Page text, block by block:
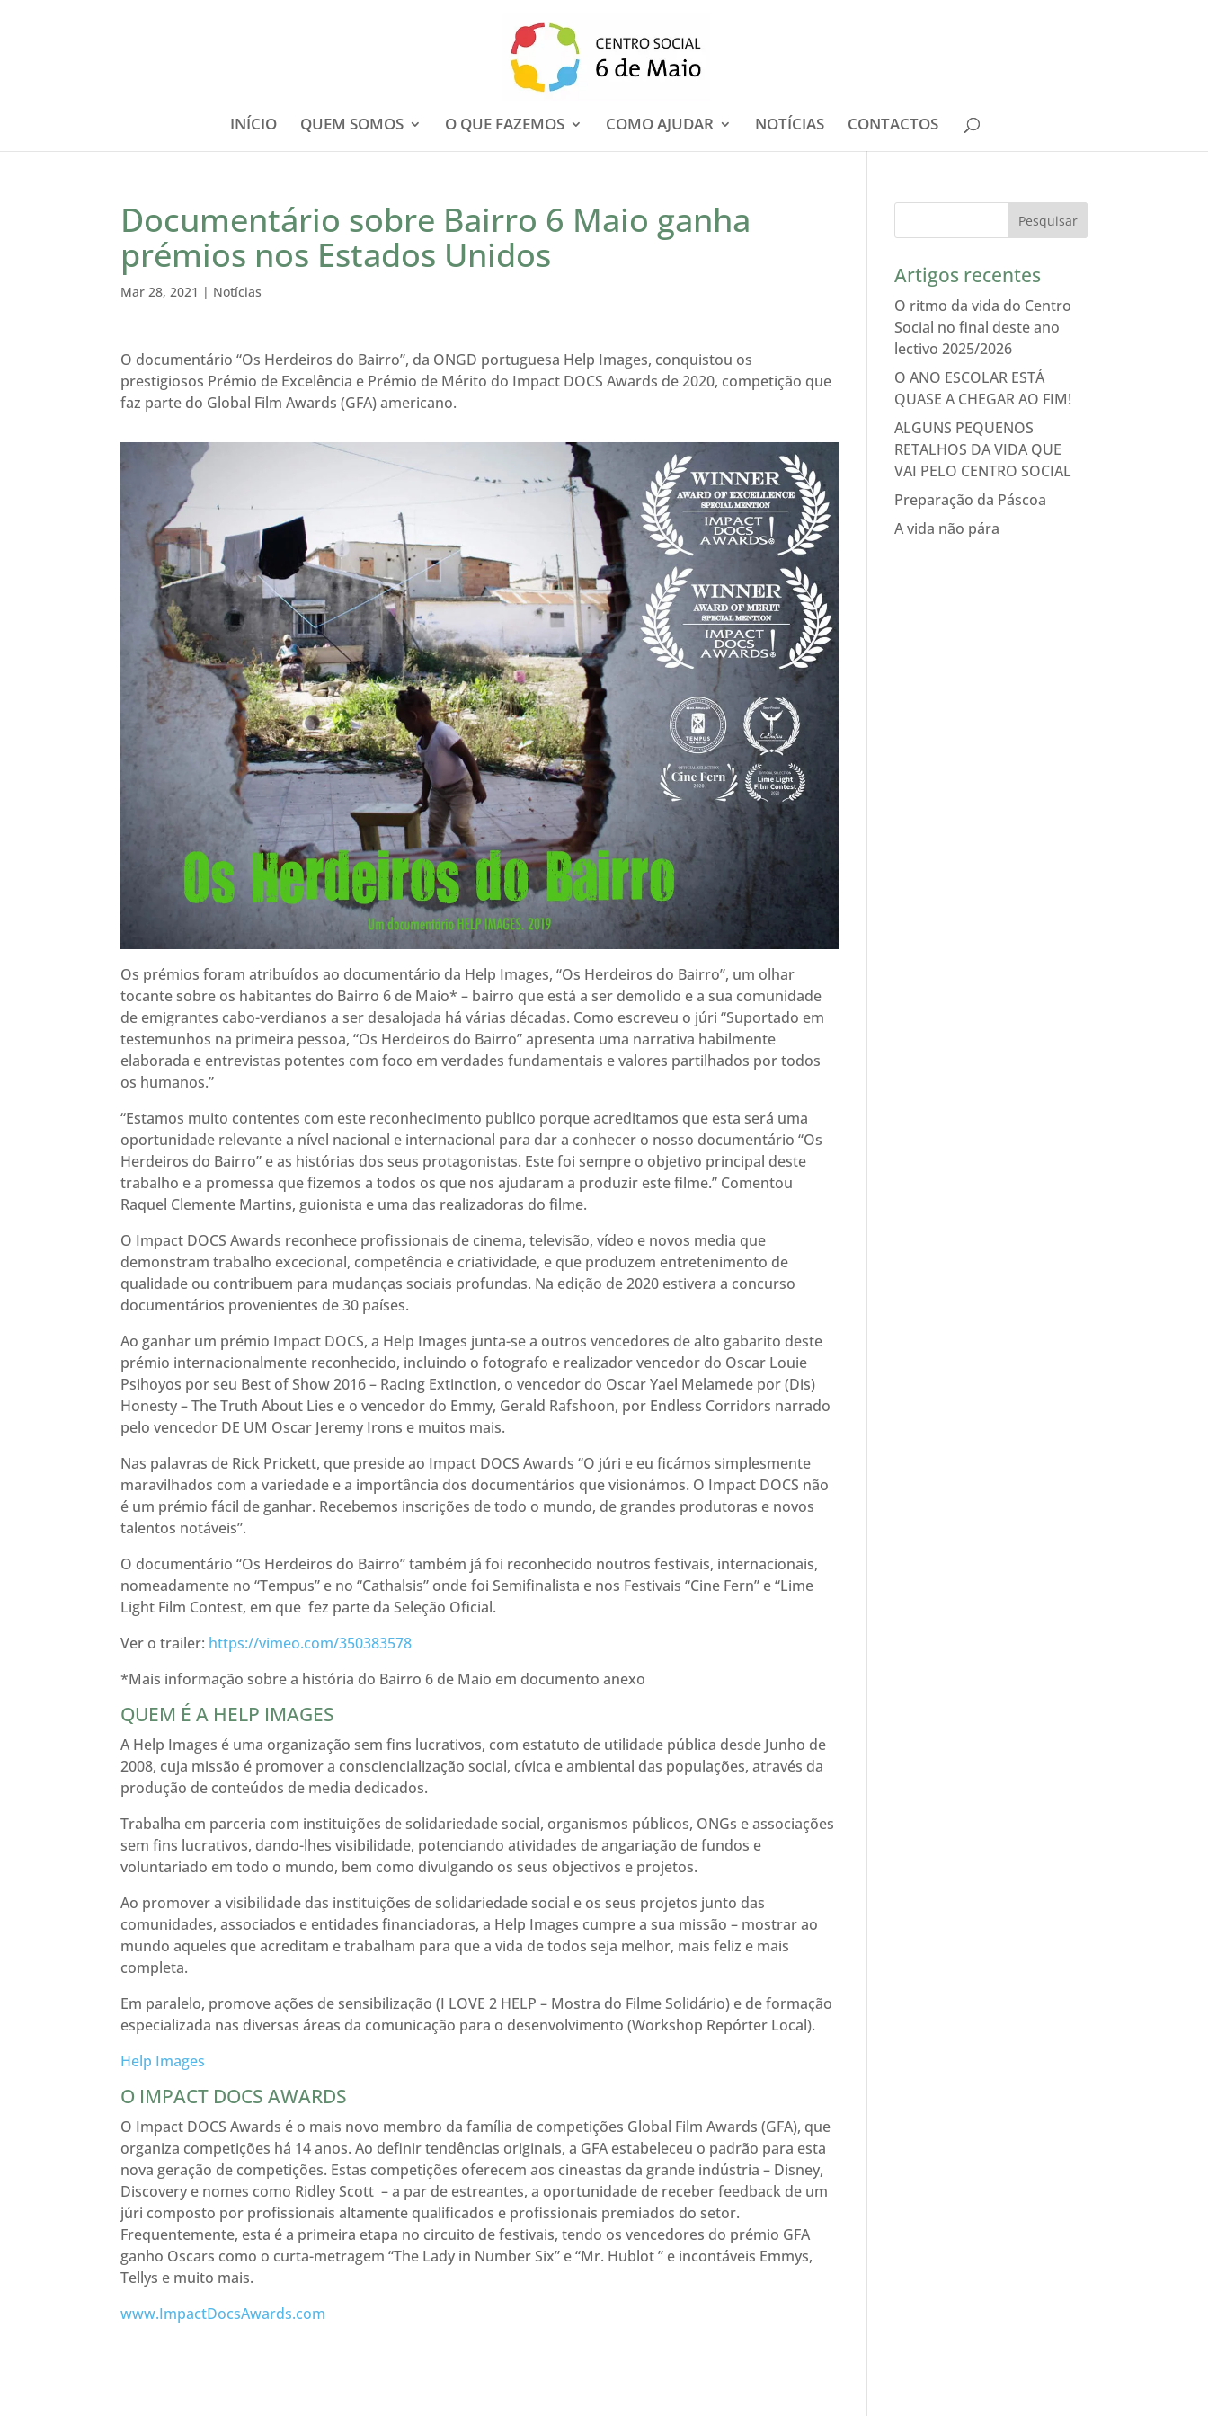
INÍCIO QUEM SOMOS O QUE FAZEMOS COMO AJUDAR NOTÍCIAS CONTACTOS
Documentário sobre Bairro 6 Maio ganha
prémios nos Estados Unidos
Mar 28, 2021 | Notícias
O documentário “Os Herdeiros do Bairro”, da ONGD portuguesa Help Images, conquistou os
prestigiosos Prémio de Excelência e Prémio de Mérito do Impact DOCS Awards de 2020, competição que
faz parte do Global Film Awards (GFA) americano.
Os prémios foram atribuídos ao documentário da Help Images, “Os Herdeiros do Bairro”, um olhar
tocante sobre os habitantes do Bairro 6 de Maio* – bairro que está a ser demolido e a sua comunidade
de emigrantes cabo-verdianos a ser desalojada há várias décadas. Como escreveu o júri “Suportado em
testemunhos na primeira pessoa, “Os Herdeiros do Bairro” apresenta uma narrativa habilmente
elaborada e entrevistas potentes com foco em verdades fundamentais e valores partilhados por todos
os humanos.”
“Estamos muito contentes com este reconhecimento publico porque acreditamos que esta será uma
oportunidade relevante a nível nacional e internacional para dar a conhecer o nosso documentário “Os
Herdeiros do Bairro” e as histórias dos seus protagonistas. Este foi sempre o objetivo principal deste
trabalho e a promessa que fizemos a todos os que nos ajudaram a produzir este filme.” Comentou
Raquel Clemente Martins, guionista e uma das realizadoras do filme.
O Impact DOCS Awards reconhece profissionais de cinema, televisão, vídeo e novos media que
demonstram trabalho excecional, competência e criatividade, e que produzem entretenimento de
qualidade ou contribuem para mudanças sociais profundas. Na edição de 2020 estivera a concurso
documentários provenientes de 30 países.
Ao ganhar um prémio Impact DOCS, a Help Images junta-se a outros vencedores de alto gabarito deste
prémio internacionalmente reconhecido, incluindo o fotografo e realizador vencedor do Oscar Louie
Psihoyos por seu Best of Show 2016 – Racing Extinction, o vencedor do Oscar Yael Melamede por (Dis)
Honesty – The Truth About Lies e o vencedor do Emmy, Gerald Rafshoon, por Endless Corridors narrado
pelo vencedor DE UM Oscar Jeremy Irons e muitos mais.
Nas palavras de Rick Prickett, que preside ao Impact DOCS Awards “O júri e eu ficámos simplesmente
maravilhados com a variedade e a importância dos documentários que visionámos. O Impact DOCS não
é um prémio fácil de ganhar. Recebemos inscrições de todo o mundo, de grandes produtoras e novos
talentos notáveis”.
O documentário “Os Herdeiros do Bairro” também já foi reconhecido noutros festivais, internacionais,
nomeadamente no “Tempus” e no “Cathalsis” onde foi Semifinalista e nos Festivais “Cine Fern” e “Lime
Light Film Contest, em que fez parte da Seleção Oficial.
Ver o trailer: https://vimeo.com/350383578
*Mais informação sobre a história do Bairro 6 de Maio em documento anexo
QUEM É A HELP IMAGES
A Help Images é uma organização sem fins lucrativos, com estatuto de utilidade pública desde Junho de
2008, cuja missão é promover a consciencialização social, cívica e ambiental das populações, através da
produção de conteúdos de media dedicados.
Trabalha em parceria com instituições de solidariedade social, organismos públicos, ONGs e associações
sem fins lucrativos, dando-lhes visibilidade, potenciando atividades de angariação de fundos e
voluntariado em todo o mundo, bem como divulgando os seus objectivos e projetos.
Ao promover a visibilidade das instituições de solidariedade social e os seus projetos junto das
comunidades, associados e entidades financiadoras, a Help Images cumpre a sua missão – mostrar ao
mundo aqueles que acreditam e trabalham para que a vida de todos seja melhor, mais feliz e mais
completa.
Em paralelo, promove ações de sensibilização (I LOVE 2 HELP – Mostra do Filme Solidário) e de formação
especializada nas diversas áreas da comunicação para o desenvolvimento (Workshop Repórter Local).
Help Images
O IMPACT DOCS AWARDS
O Impact DOCS Awards é o mais novo membro da família de competições Global Film Awards (GFA), que
organiza competições há 14 anos. Ao definir tendências originais, a GFA estabeleceu o padrão para esta
nova geração de competições. Estas competições oferecem aos cineastas da grande indústria – Disney,
Discovery e nomes como Ridley Scott – a par de estreantes, a oportunidade de receber feedback de um
júri composto por profissionais altamente qualificados e profissionais premiados do setor.
Frequentemente, esta é a primeira etapa no circuito de festivais, tendo os vencedores do prémio GFA
ganho Oscars como o curta-metragem “The Lady in Number Six” e “Mr. Hublot ” e incontáveis Emmys,
Tellys e muito mais.
www.ImpactDocsAwards.com
Artigos recentes
O ritmo da vida do Centro
Social no final deste ano
lectivo 2025/2026
O ANO ESCOLAR ESTÁ
QUASE A CHEGAR AO FIM!
ALGUNS PEQUENOS
RETALHOS DA VIDA QUE
VAI PELO CENTRO SOCIAL
Preparação da Páscoa
A vida não pára